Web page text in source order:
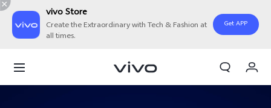
vivo Store
Create the Extraordinary with Tech & Fashion at
all times.
Get APP